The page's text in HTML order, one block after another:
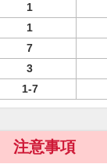
1
1
7
3
1-7
注意事項